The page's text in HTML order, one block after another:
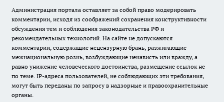
Администрация портала оставляет за собой право модерировать
комментарии, исходя из соображений сохранения конструктивности
обсуждения тем и соблюдения законодательства РФ и
рекомендательных технологий. На сайте не допускаются
комментарии, содержащие нецензурную брань, разжигающие
межнациональную рознь, возбуждающие ненависть или вражду, а
равно унижение человеческого достоинства, размещение ссылок не
по теме. IP-адреса пользователей, не соблюдающих эти требования,
могут быть переданы по запросу в надзорные и правоохранительные
органы.